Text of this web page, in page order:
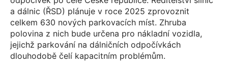
a dálnic (ŘSD) plánuje v roce 2025 zprovoznit
celkem 630 nových parkovacích míst. Zhruba
polovina z nich bude určena pro nákladní vozidla,
jejichž parkování na dálničních odpočívkách
dlouhodobě čelí kapacitním problémům.